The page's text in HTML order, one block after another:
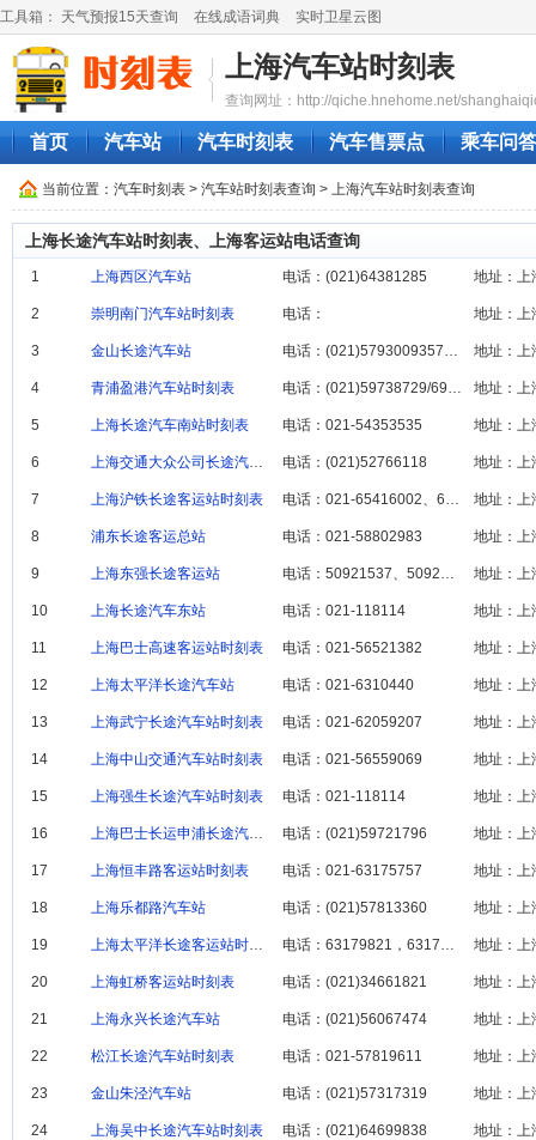
工具箱： 天气预报15天查询 在线成语词典 实时卫星云图
上海汽车站时刻表
查询网址：http://qiche.hnehome.net/
首页 汽车站 汽车时刻表 汽车售票点 乘车问答
当前位置： 汽车时刻表 > 汽车站时刻表查询 > 上海汽车站时刻表查询
上海长途汽车站时刻表、上海客运站电话查询
1 上海西区汽车站 电话：(021)64381285 地址：上
2 崇明南门汽车站时刻表 电话： 地址：上
3 金山长途汽车站 电话：(021)579300935731731 地址：上
4 青浦盈港汽车站时刻表 电话：(021)59738729/692221 地址：上
5 上海长途汽车南站时刻表 电话：021-54353535 地址：上
6 上海交通大众公司长途汽车站时刻表 电话：(021)52766118 地址：上
7 上海沪铁长途客运站时刻表 电话：021-65416002、65415869 地址：上
8 浦东长途客运总站 电话：021-58802983‎ 地址：上
9 上海东强长途客运站 电话：50921537、50921537 地址：上
10 上海长途汽车东站 电话：021-118114 地址：上
11 上海巴士高速客运站时刻表 电话：021-56521382‎ 地址：上
12 上海太平洋长途汽车站 电话：021-6310440 地址：上
13 上海武宁长途汽车站时刻表 电话：021-62059207 地址：上
14 上海中山交通汽车站时刻表 电话：021-56559069 地址：上
15 上海强生长途汽车站时刻表 电话：021-118114 地址：上
16 上海巴士长运申浦长途汽车站 电话：(021)59721796 地址：上
17 上海恒丰路客运站时刻表 电话：021-63175757 地址：上
18 上海乐都路汽车站 电话：(021)57813360 地址：上
19 上海太平洋长途客运站时刻表 电话：63179821，63170440 地址：上
20 上海虹桥客运站时刻表 电话：(021)34661821 地址：上
21 上海永兴长途汽车站 电话：(021)56067474 地址：上
22 松江长途汽车站时刻表 电话：021-57819611 地址：上
23 金山朱泾汽车站 电话：(021)57317319 地址：上
24 上海吴中长途汽车站时刻表 电话：(021)64699838 地址：上